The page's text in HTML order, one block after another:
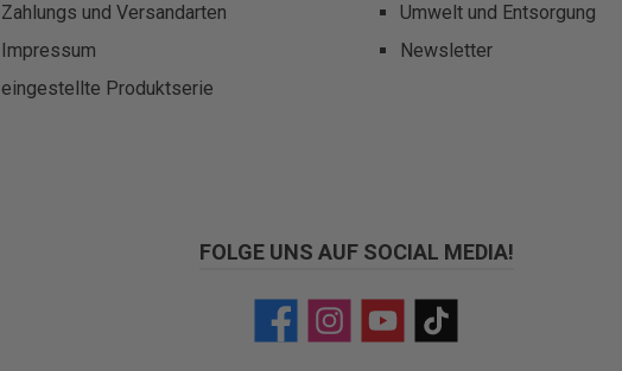
Zahlungs und Versandarten
Impressum
eingestellte Produktserie
Umwelt und Entsorgung
Newsletter
FOLGE UNS AUF SOCIAL MEDIA!
FacebookInstagramYouTubeTikTok